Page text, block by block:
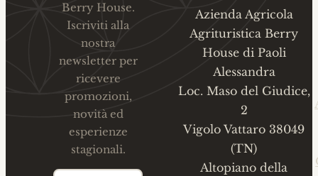
Berry House.
Iscriviti alla
nostra
newsletter per
ricevere
promozioni,
novità ed
esperienze
stagionali.
Azienda Agricola
Agrituristica Berry
House di Paoli
Alessandra
Loc. Maso del Giudice,
2
Vigolo Vattaro 38049
(TN)
Altopiano della